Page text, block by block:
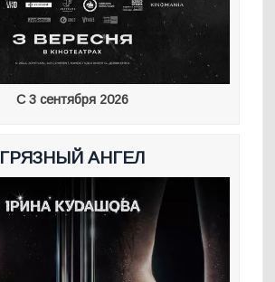
С 3 сентября 2026
ГРЯЗНЫЙ АНГЕЛ